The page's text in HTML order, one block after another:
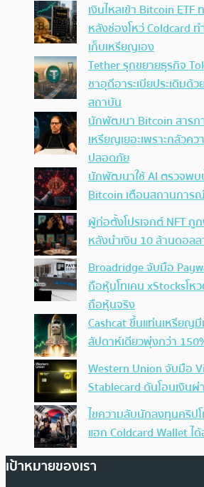
เงินไหลเข้า Bitcoin
หลังช่องโหว่ Coldcard
เก็บเหรียญเอง
Tether รุกขยายธุรกิจ
ซาอุดีอาระเบียประเดิมด้
สถาบัน
นักพัฒนา Bitcoin สารภ
เหรียญเยอะเพราะกลัวค
ปลอดภัย
นักพัฒนาใช้ AI ตรวจพ
Bitcoin เตือนสถานการณ์
ผู้ก่อตั้งโปรเจกต์ NFT
หลังนำเงิน 10 ล้านดอล
Broadridge จับมือ
ถือหุ้นโทเคน xStocksโห
ถือหุ้นจริง
Cashcat ขึ้นแท่นเหรียญ
สัปดาห์เดียวพุ่งกว่า
Western Union จับมือ
Stablecard ดันโอนเงิน
ไขความลับนักลงทุนคริป
แฮก Coldcard Wallet ได้
เป้าหมายของเรา